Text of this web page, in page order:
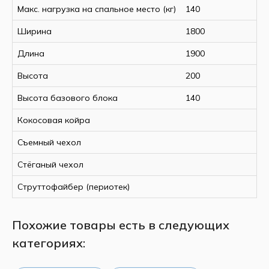
обеспечивая качественный сон и заботу о вашем
благополучии.
Спецификация:
Тип
Комби-люкс (двухсторонний,
разная жёсткость сторон)
Жёсткость (верх)
Жёсткость (низ)
Материал чехла
Комби-люкс
Наполнитель
Рекомендация по
использованию
Макс. нагрузка на спальное место (кг) 140
Ширина 1800
Длина 1900
Высота 200
Высота базового блока 140
Кокосовая койра
Съемный чехол
Стёганый чехол
Струттофайбер (периотек)
Похожие товары есть в следующих
категориях: